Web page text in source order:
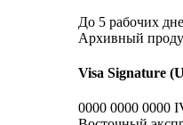
До 5 рабочих
Архивный
Visa Signature
0000 0000 0000